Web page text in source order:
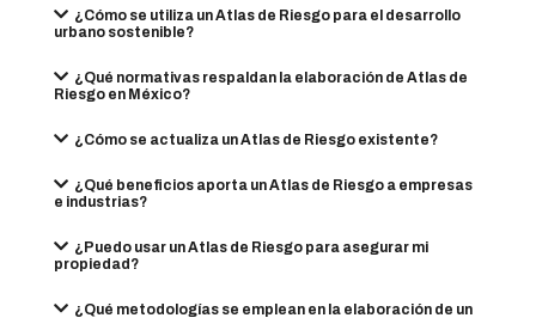
¿Cómo se utiliza un Atlas de Riesgo para el desarrollo
urbano sostenible?
¿Qué normativas respaldan la elaboración de Atlas de
Riesgo en México?
¿Cómo se actualiza un Atlas de Riesgo existente?
¿Qué beneficios aporta un Atlas de Riesgo a empresas
e industrias?
¿Puedo usar un Atlas de Riesgo para asegurar mi
propiedad?
¿Qué metodologías se emplean en la elaboración de un